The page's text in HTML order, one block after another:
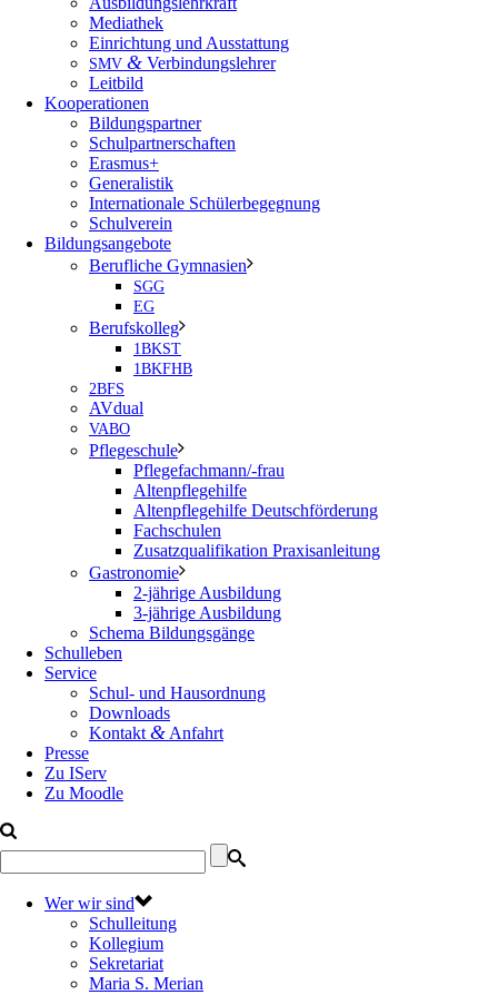
Mediathek
Einrichtung und Ausstattung
SMV & Verbindungslehrer
Leitbild
Kooperationen
Bildungspartner
Schulpartnerschaften
Erasmus+
Generalistik
Internationale Schülerbegegnung
Schulverein
Bildungsangebote
Berufliche Gymnasien
SGG
EG
Berufskolleg
1BKST
1BKFHB
2BFS
AVdual
VABO
Pflegeschule
Pflegefachmann/-frau
Altenpflegehilfe
Altenpflegehilfe Deutschförderung
Fachschulen
Zusatzqualifikation Praxisanleitung
Gastronomie
2-jährige Ausbildung
3-jährige Ausbildung
Schema Bildungsgänge
Schulleben
Service
Schul- und Hausordnung
Downloads
Kontakt & Anfahrt
Presse
Zu IServ
Zu Moodle
Wer wir sind
Schulleitung
Kollegium
Sekretariat
Maria S. Merian